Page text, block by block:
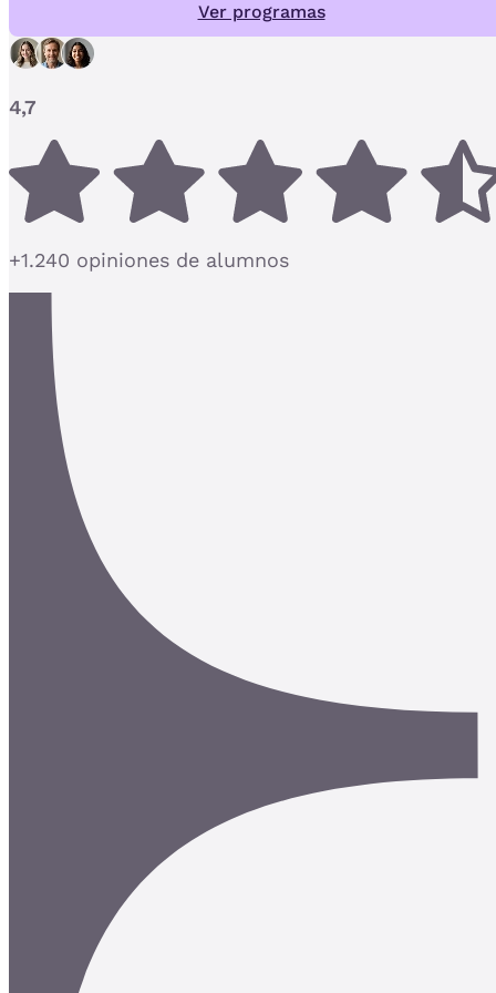
Ver programas
4,7
+1.240 opiniones de alumnos